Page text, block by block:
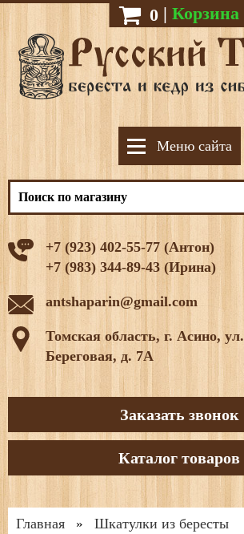
0 | Корзина
Меню сайта
+7 (923) 402-55-77 (Антон)
+7 (983) 344-89-43 (Ирина)
antshaparin@gmail.com
Томская область, г. Асино, ул.
Береговая, д. 7А
Заказать звонок
Каталог товаров
Главная » Шкатулки из бересты